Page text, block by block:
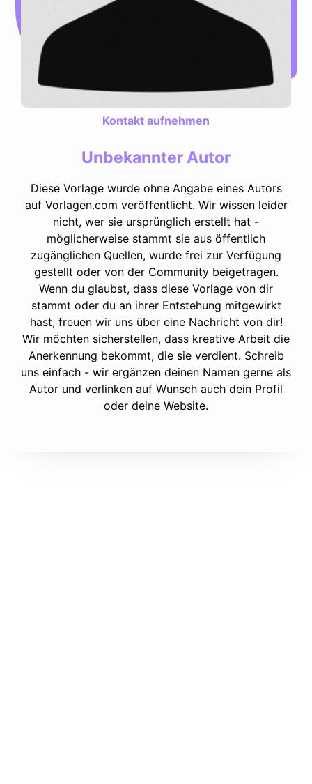
Kontakt aufnehmen
Unbekannter Autor
Diese Vorlage wurde ohne Angabe eines Autors
auf Vorlagen.com veröffentlicht. Wir wissen leider
nicht, wer sie ursprünglich erstellt hat -
möglicherweise stammt sie aus öffentlich
zugänglichen Quellen, wurde frei zur Verfügung
gestellt oder von der Community beigetragen.
Wenn du glaubst, dass diese Vorlage von dir
stammt oder du an ihrer Entstehung mitgewirkt
hast, freuen wir uns über eine Nachricht von dir!
Wir möchten sicherstellen, dass kreative Arbeit die
Anerkennung bekommt, die sie verdient. Schreib
uns einfach - wir ergänzen deinen Namen gerne als
Autor und verlinken auf Wunsch auch dein Profil
oder deine Website.